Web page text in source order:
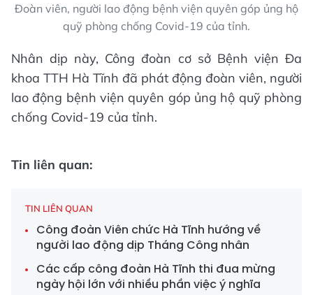
Đoàn viên, người lao động bệnh viện quyên góp ủng hộ
quỹ phòng chống Covid-19 của tỉnh.
Nhân dịp này, Công đoàn cơ sở Bệnh viện Đa
khoa TTH Hà Tĩnh đã phát động đoàn viên, người
lao động bệnh viện quyên góp ủng hộ quỹ phòng
chống Covid-19 của tỉnh.
Tin liên quan:
TIN LIÊN QUAN
Công đoàn Viên chức Hà Tĩnh hướng về
người lao động dịp Tháng Công nhân
Các cấp công đoàn Hà Tĩnh thi đua mừng
ngày hội lớn với nhiều phần việc ý nghĩa